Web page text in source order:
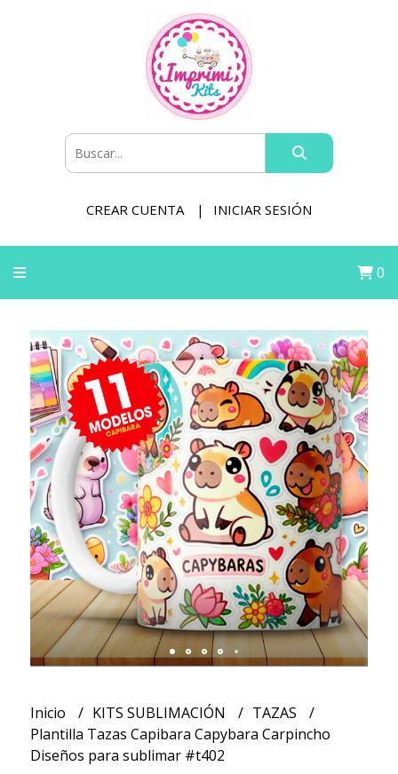
CREAR CUENTA INICIAR SESIÓN
0
Inicio KITS SUBLIMACIÓN
TAZAS
Plantilla Tazas Capibara Capybara Carpincho
Diseños para sublimar #t402